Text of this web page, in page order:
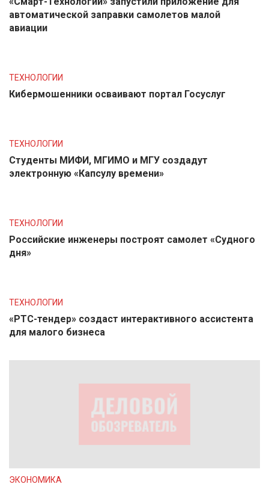
автоматической заправки самолетов малой
авиации
ТЕХНОЛОГИИ
Кибермошенники осваивают портал Госуслуг
ТЕХНОЛОГИИ
Студенты МИФИ, МГИМО и МГУ создадут
электронную «Капсулу времени»
ТЕХНОЛОГИИ
Российские инженеры построят самолет «Судного
дня»
ТЕХНОЛОГИИ
«РТС-тендер» создаст интерактивного ассистента
для малого бизнеса
ЭКОНОМИКА